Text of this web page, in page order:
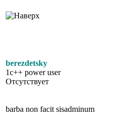
berezdetsky
1c++ power user
Отсутствует
barba non facit sisadminum